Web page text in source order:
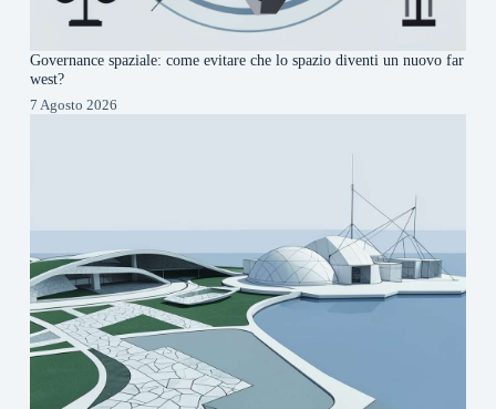
Governance spaziale: come evitare che lo spazio diventi un nuovo far
west?
7 Agosto 2026